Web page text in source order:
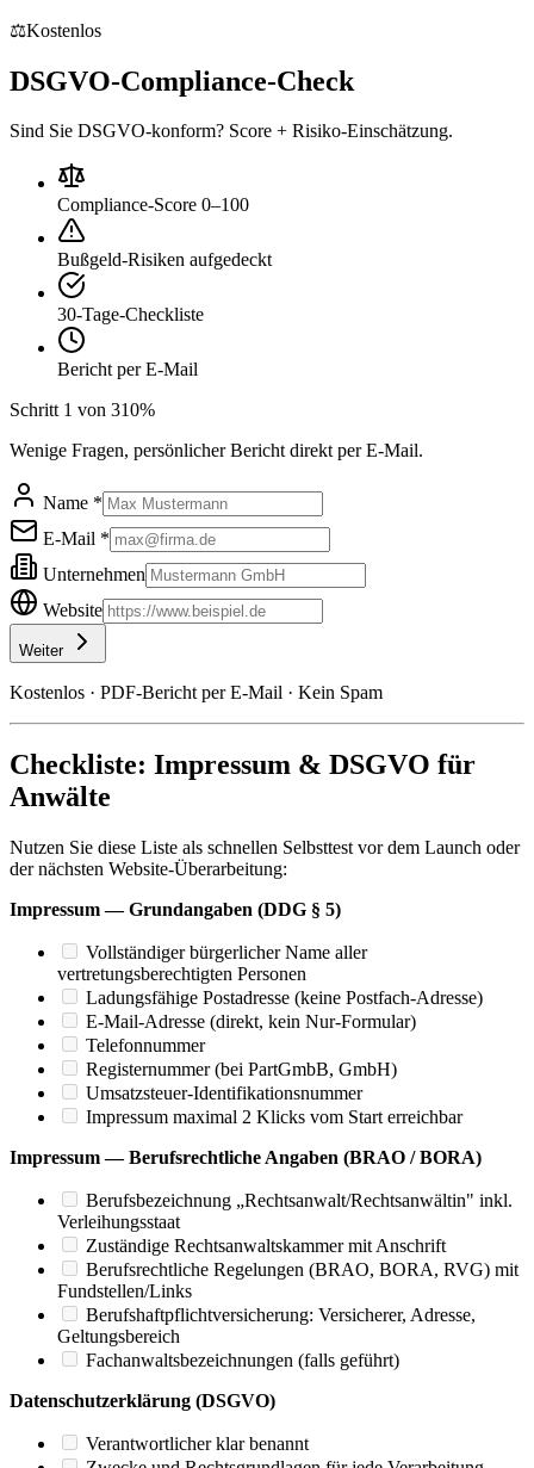
⚖️Kostenlos
DSGVO-Compliance-Check
Sind Sie DSGVO-konform? Score + Risiko-Einschätzung.
Compliance-Score 0–100
Bußgeld-Risiken aufgedeckt
30-Tage-Checkliste
Bericht per E-Mail
Schritt 1 von 310%
Wenige Fragen, persönlicher Bericht direkt per E-Mail.
Name *
E-Mail *
Unternehmen
Website
Weiter
Kostenlos · PDF-Bericht per E-Mail · Kein Spam
Checkliste: Impressum & DSGVO für
Anwälte
Nutzen Sie diese Liste als schnellen Selbsttest vor dem Launch oder
der nächsten Website-Überarbeitung:
Impressum — Grundangaben (DDG § 5)
Vollständiger bürgerlicher Name aller
vertretungsberechtigten Personen
Ladungsfähige Postadresse (keine Postfach-Adresse)
E-Mail-Adresse (direkt, kein Nur-Formular)
Telefonnummer
Registernummer (bei PartGmbB, GmbH)
Umsatzsteuer-Identifikationsnummer
Impressum maximal 2 Klicks vom Start erreichbar
Impressum — Berufsrechtliche Angaben (BRAO / BORA)
Berufsbezeichnung „Rechtsanwalt/Rechtsanwältin" inkl.
Verleihungsstaat
Zuständige Rechtsanwaltskammer mit Anschrift
Berufsrechtliche Regelungen (BRAO, BORA, RVG) mit
Fundstellen/Links
Berufshaftpflichtversicherung: Versicherer, Adresse,
Geltungsbereich
Fachanwaltsbezeichnungen (falls geführt)
Datenschutzerklärung (DSGVO)
Verantwortlicher klar benannt